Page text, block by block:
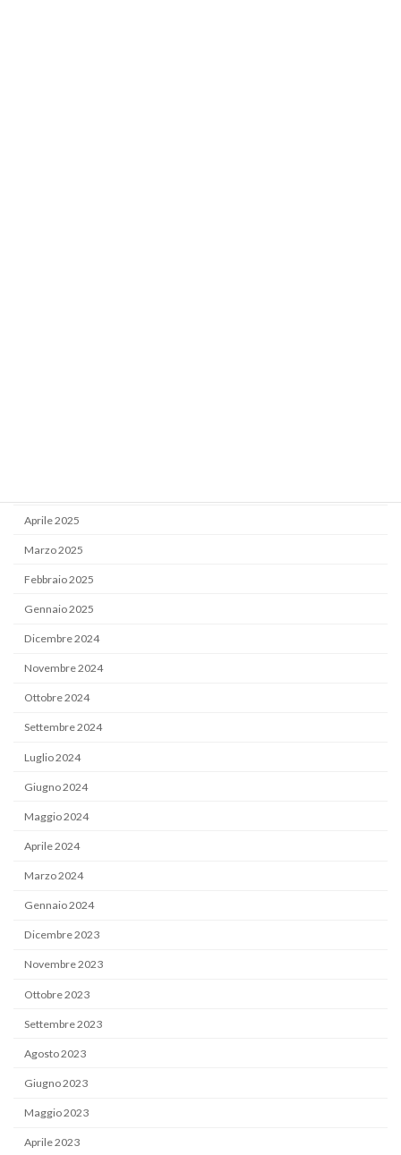
Aprile 2025
Marzo 2025
Febbraio 2025
Gennaio 2025
Dicembre 2024
Novembre 2024
Ottobre 2024
Settembre 2024
Luglio 2024
Giugno 2024
Maggio 2024
Aprile 2024
Marzo 2024
Gennaio 2024
Dicembre 2023
Novembre 2023
Ottobre 2023
Settembre 2023
Agosto 2023
Giugno 2023
Maggio 2023
Aprile 2023